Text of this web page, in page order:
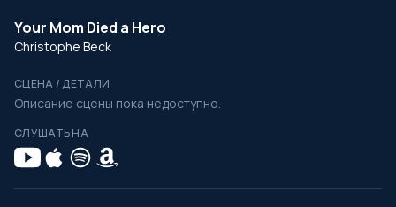
Your Mom Died a Hero
Christophe Beck
СЦЕНА / ДЕТАЛИ
Описание сцены пока недоступно.
СЛУШАТЬ НА